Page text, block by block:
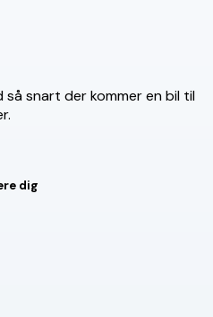
så snart der kommer en bil til
dig